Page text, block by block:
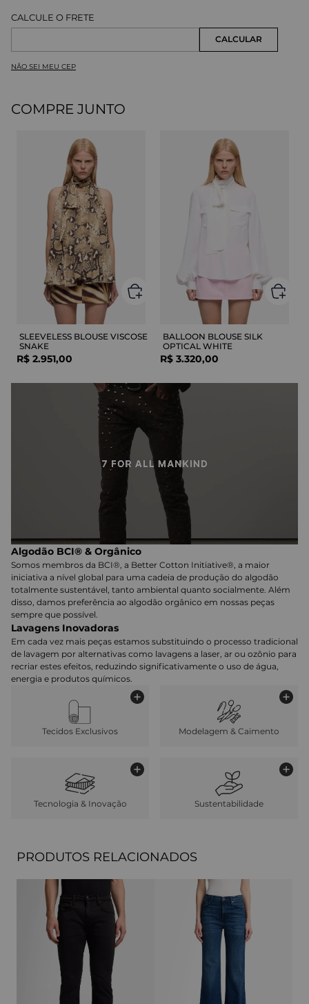
NÃO SEI MEU CEP
COMPRE JUNTO
SLEEVELESS BLOUSE VISCOSE
SNAKE
R$ 2.951,00
BALLOON BLOUSE SILK
OPTICAL WHITE
R$ 3.320,00
Algodão BCI® & Orgânico
Somos membros da BCI®, a Better Cotton Initiative®, a maior
iniciativa a nível global para uma cadeia de produção do algodão
totalmente sustentável, tanto ambiental quanto socialmente. Além
disso, damos preferência ao algodão orgânico em nossas peças
sempre que possível.
Lavagens Inovadoras
Em cada vez mais peças estamos substituindo o processo tradicional
de lavagem por alternativas como lavagens a laser, ar ou ozônio para
recriar estes efeitos, reduzindo significativamente o uso de água,
energia e produtos químicos.
Tecidos Exclusivos Modelagem & Caimento
Tecnologia & Inovação Sustentabilidade
PRODUTOS RELACIONADOS